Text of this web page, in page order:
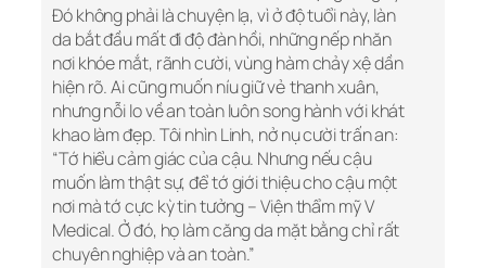
Đó không phải là chuyện lạ, vì ở độ tuổi này, làn
da bắt đầu mất đi độ đàn hồi, những nếp nhăn
nơi khóe mắt, rãnh cười, vùng hàm chảy xệ dần
hiện rõ. Ai cũng muốn níu giữ vẻ thanh xuân,
nhưng nỗi lo về an toàn luôn song hành với khát
khao làm đẹp. Tôi nhìn Linh, nở nụ cười trấn an:
“Tớ hiểu cảm giác của cậu. Nhưng nếu cậu
muốn làm thật sự, để tớ giới thiệu cho cậu một
nơi mà tớ cực kỳ tin tưởng – Viện thẩm mỹ V
Medical. Ở đó, họ làm căng da mặt bằng chỉ rất
chuyên nghiệp và an toàn.”